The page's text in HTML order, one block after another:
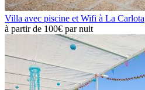
Villa avec piscine et Wifi à La Carlota
à partir de 100€ par nuit